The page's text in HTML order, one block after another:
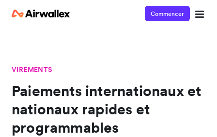
Commencer
VIREMENTS
Paiements internationaux et
nationaux rapides et
programmables